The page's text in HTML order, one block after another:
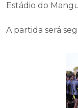
Estádio do
A partida será